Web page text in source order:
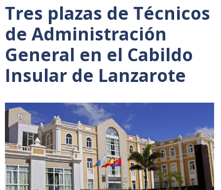
Tres plazas de Técnicos
de Administración
General en el Cabildo
Insular de Lanzarote